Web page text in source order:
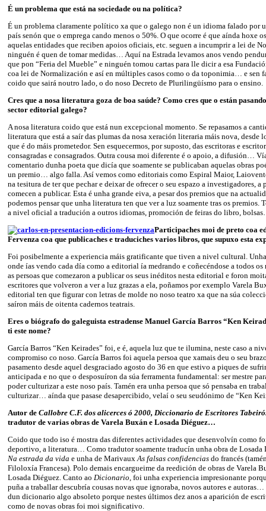
É un problema que está na sociedade ou na política?
É un problema claramente político xa que o galego non é un idioma falado por
país senón que o emprega cando menos o 50%. O que ocorre é que aínda hoxe
aquelas entidades que reciben apoios oficiais, etc. seguen a incumprir a lei de
ninguén é quen de tomar medidas… Aquí na Estrada levamos anos vendo
que pon “Feria del Mueble” e ninguén tomou cartas para lle dicir a esa
coa lei de Normalización e así en múltiples casos como o da toponimia… e sen
coido que sairá noutro lado, o do noso Decreto de Plurilingüísmo para o ensino.
Cres que a nosa literatura goza de boa saúde? Como cres que o están
sector editorial galego?
A nosa literatura coido que está nun excepcional momento. Se repasamos a
literatura que está a saír das plumas da nosa xeración literaria máis nova, desde
que é do máis prometedor. Sen esquecermos, por suposto, das escritoras e
consagradas e consagrados. Outra cousa moi diferente é o apoio, a difusión…
comentario dunha poeta que dicía que soamente se publicaban aquelas obras
un premio… algo falla. Así vemos como editoriais como Espiral Maior,
na tesitura de ter que pechar e deixar de ofrecer o seu espazo a investigadores,
comecen a publicar. Esta é unha grande eiva, a pesar dos premios que na
podemos pensar que unha literatura ten que ver a luz soamente tras os premios.
a nivel oficial a tradución a outros idiomas, promoción de feiras do libro,
Participaches moi de preto coa
Fervenza coa que publicaches e traduciches varios libros, que supuxo esta
Foi posibelmente a experiencia máis gratificante que tiven a nivel cultural.
onde ías vendo cada día como a editorial ía medrando e coñecéndose a todos
as persoas que comezaron a publicar os seus inéditos nesta editorial e foron
escritores que volveron a ver a luz grazas a ela, poñamos por exemplo Varela
editorial ten que figurar con letras de molde no noso teatro xa que na súa
saíron máis de oitenta cadernos teatrais.
Eres o biógrafo do galeguista estradense Manuel García Barros “Ken
ti este nome?
García Barros “Ken Keirades” foi, e é, aquela luz que te ilumina, neste caso a
compromiso co noso. García Barros foi aquela persoa que xamais deu o seu
pasamento desde aquel desgraciado agosto do 36 en que estivo a piques de
anticipada e no que o desposuíron da súa ferramenta fundamental: ser mestre
poder culturizar a este noso país. Tamén era unha persoa que só pensaba en
culturizar… aínda que pasase desapercibido, velaí o seu seudónimo de “Ken
Autor de Callobre C.F. dos alicerces ó 2000, Diccionario de Escritores
tradutor de varias obras de Varela Buxán e Losada Diéguez…
Coido que todo iso é mostra das diferentes actividades que desenvolvín como
deportivo, a literatura… Como tradutor soamente traducín unha obra de Losada
Na estrada da vida e unha de Marivaux As falsas confidencias do francés
Filoloxía Francesa). Polo demais encargueime da reedición de obras de Varela
Losada Diéguez. Canto ao Dicionario , foi unha experiencia impresionante
puña a traballar descubría cousas novas que ignoraba, novos autores e autoras…
dun dicionario algo absoleto porque nestes últimos dez anos a aparición de
como de novas obras foi moi significativo.